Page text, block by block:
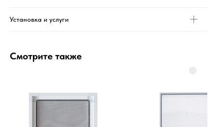
Установка и услуги
Смотрите также